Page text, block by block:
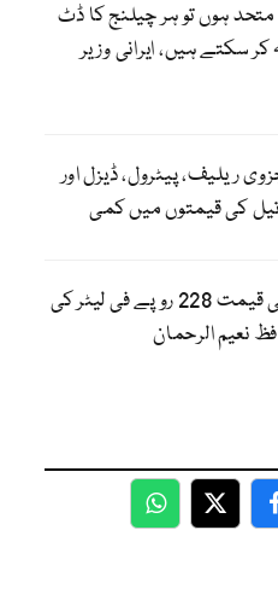
ہوں تو ہر چیلنج کا ڈٹ
کر سکتے ہیں، ایرانی وزیر
ریلیف، پیٹرول، ڈیزل اور
کی قیمتوں میں کمی
پیٹرول کی قیمت 228 روپے فی لیٹر کی
نعیم الرحمان
WhatsApp
Twitter